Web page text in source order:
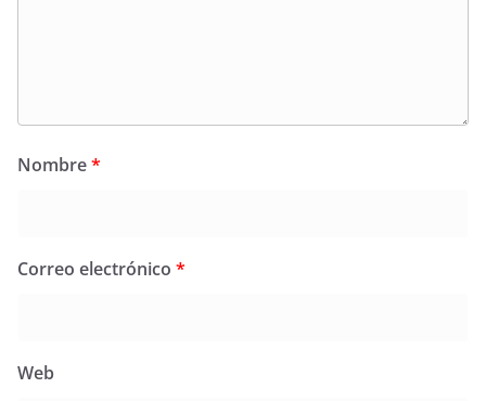
Nombre*
Correo electrónico *
Web